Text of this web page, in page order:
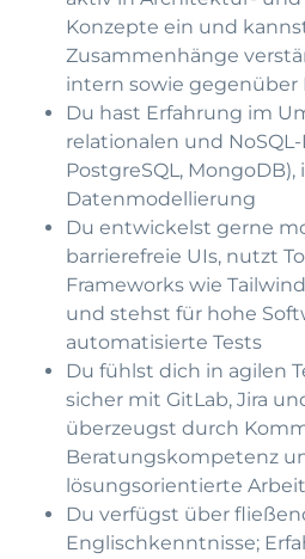
Konzepte ein und
Zusammenhänge
intern sowie gegenüber
Du hast Erfahrung im
relationalen und
PostgreSQL, MongoDB),
Datenmodellierung
Du entwickelst gerne
barrierefreie UIs, nutzt
Frameworks wie
und stehst für hohe
automatisierte Tests
Du fühlst dich in agilen
sicher mit GitLab, Jira
überzeugst durch
Beratungskompetenz
lösungsorientierte
Du verfügst über
Englischkenntnisse;